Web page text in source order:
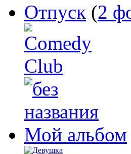
Отпуск (2
Мой альбом